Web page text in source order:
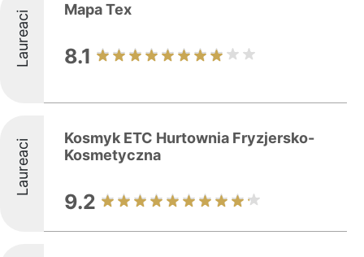
Laureaci Mapa Tex
8.1
Laureaci
Kosmyk ETC Hurtownia Fryzjersko-
Kosmetyczna
9.2